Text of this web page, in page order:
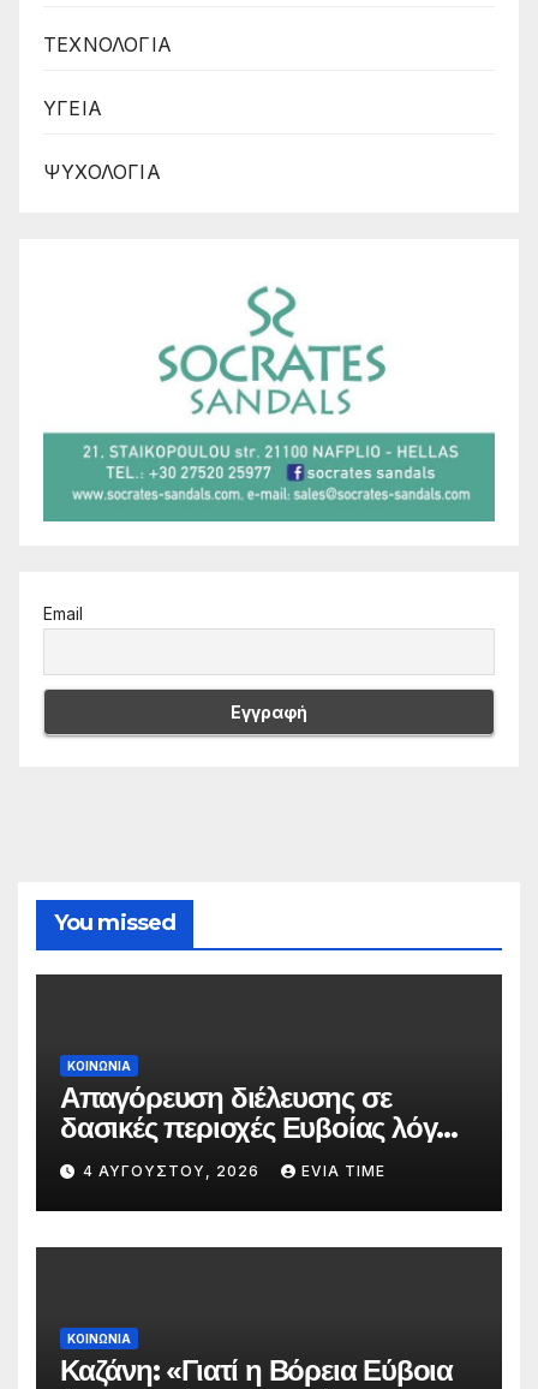
ΤΕΧΝΟΛΟΓΙΑ
ΥΓΕΙΑ
ΨΥΧΟΛΟΓΙΑ
Email
You missed
ΚΟΙΝΩΝΙΑ
Απαγόρευση διέλευσης σε
δασικές περιοχές Ευβοίας λόγω
πολύ υψηλού κινδύνου
πυρκαγιάς
4 ΑΥΓΟΎΣΤΟΥ, 2026 EVIA TIME
ΚΟΙΝΩΝΙΑ
Καζάνη: «Γιατί η Βόρεια Εύβοια